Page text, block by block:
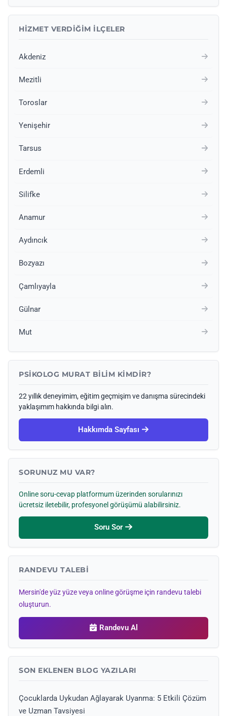
HIZMET VERDIĞIM İLÇELER
Akdeniz
Mezitli
Toroslar
Yenişehir
Tarsus
Erdemli
Silifke
Anamur
Aydıncık
Bozyazı
Çamlıyayla
Gülnar
Mut
PSIKOLOG MURAT BILIM KIMDIR?
22 yıllık deneyimim, eğitim geçmişim ve danışma sürecindeki
yaklaşımım hakkında bilgi alın.
Hakkımda Sayfası
SORUNUZ MU VAR?
Online soru-cevap platformum üzerinden sorularınızı
ücretsiz iletebilir, profesyonel görüşümü alabilirsiniz.
Soru Sor
RANDEVU TALEBI
Mersin'de yüz yüze veya online görüşme için randevu talebi
oluşturun.
Randevu Al
SON EKLENEN BLOG YAZILARI
Çocuklarda Uykudan Ağlayarak Uyanma: 5 Etkili Çözüm
ve Uzman Tavsiyesi